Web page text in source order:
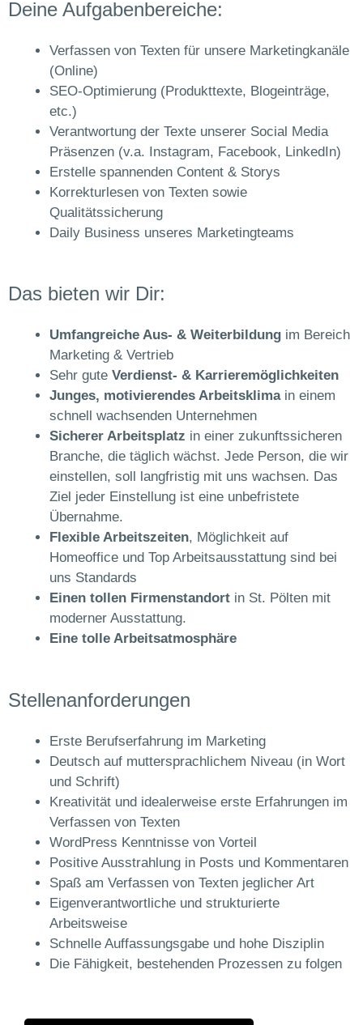
Deine Aufgabenbereiche:
Verfassen von Texten für unsere Marketingkanäle
(Online)
SEO-Optimierung (Produkttexte, Blogeinträge,
etc.)
Verantwortung der Texte unserer Social Media
Präsenzen (v.a. Instagram, Facebook, LinkedIn)
Erstelle spannenden Content & Storys
Korrekturlesen von Texten sowie
Qualitätssicherung
Daily Business unseres Marketingteams
Das bieten wir Dir:
Umfangreiche Aus- & Weiterbildung im Bereich
Marketing & Vertrieb
Sehr gute Verdienst- & Karrieremöglichkeiten
Junges, motivierendes Arbeitsklimain einem
schnell wachsenden Unternehmen
Sicherer Arbeitsplatz in einer zukunftssicheren
Branche, die täglich wächst. Jede Person, die wir
einstellen, soll langfristig mit uns wachsen. Das
Ziel jeder Einstellung ist eine unbefristete
Übernahme.
Flexible Arbeitszeiten, Möglichkeit auf
Homeoffice und Top Arbeitsausstattung sind bei
uns Standards
Einen tollen Firmenstandort in St. Pölten mit
moderner Ausstattung.
Eine tolle Arbeitsatmosphäre
Stellenanforderungen
Erste Berufserfahrung im Marketing
Deutsch auf muttersprachlichem Niveau (in Wort
und Schrift)
Kreativität und idealerweise erste Erfahrungen im
Verfassen von Texten
WordPress Kenntnisse von Vorteil
Positive Ausstrahlung in Posts und Kommentaren
Spaß am Verfassen von Texten jeglicher Art
Eigenverantwortliche und strukturierte
Arbeitsweise
Schnelle Auffassungsgabe und hohe Disziplin
Die Fähigkeit, bestehenden Prozessen zu folgen